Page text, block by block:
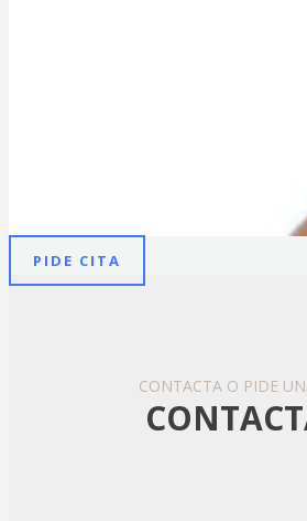
PIDE CITA
CONTACTA O PIDE